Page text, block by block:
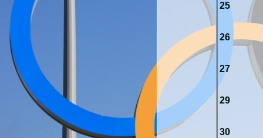
25
26
27
29
30